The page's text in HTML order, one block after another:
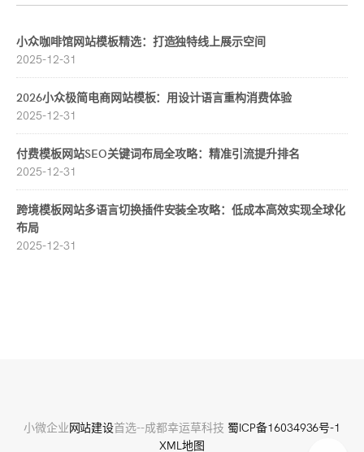
小众咖啡馆网站模板精选：打造独特线上展示空间
2025-12-31
2026小众极简电商网站模板：用设计语言重构消费体验
2025-12-31
付费模板网站SEO关键词布局全攻略：精准引流提升排名
2025-12-31
跨境模板网站多语言切换插件安装全攻略：低成本高效实现全球化
布局
2025-12-31
小微企业网站建设首选--成都幸运草科技 蜀ICP备16034936号-1
XML地图